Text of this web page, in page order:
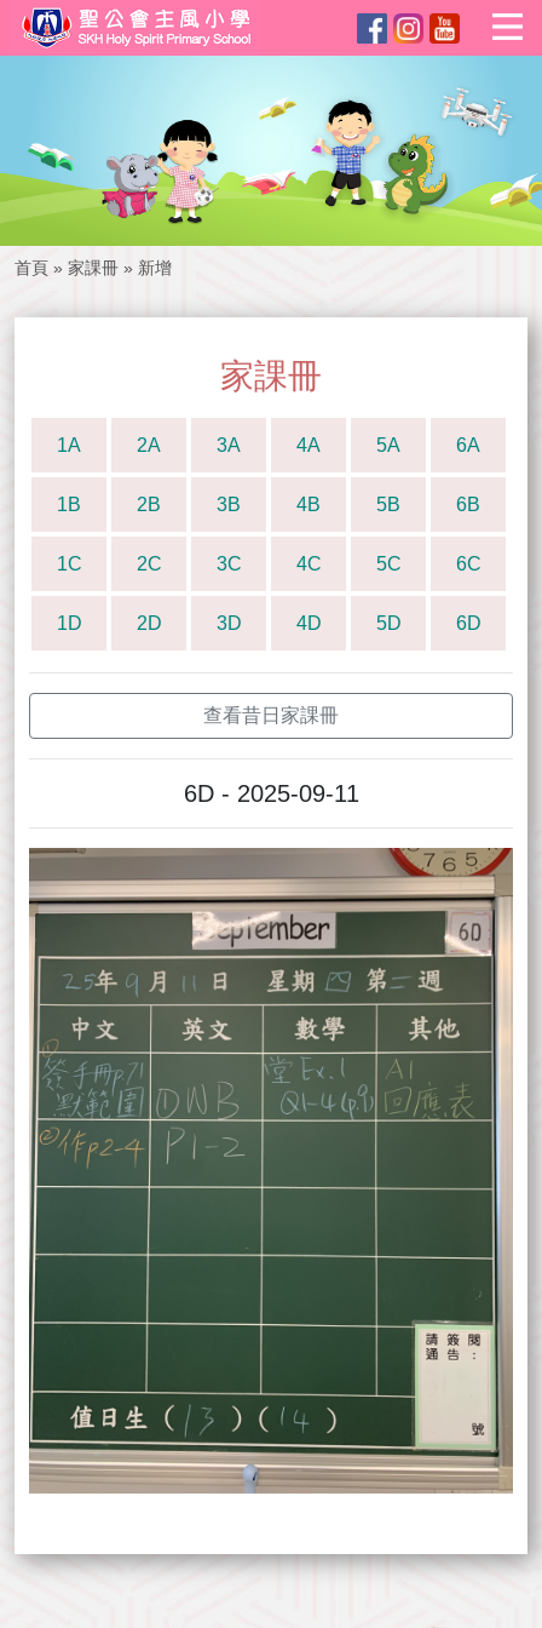
首頁 » 家課冊 » 新增
家課冊
1A 2A 3A 4A 5A 6A
1B 2B 3B 4B 5B 6B
1C 2C 3C 4C 5C 6C
1D 2D 3D 4D 5D 6D
查看昔日家課冊
6D - 2025-09-11